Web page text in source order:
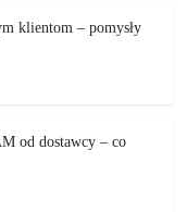
klientom – pomysły
od dostawcy – co